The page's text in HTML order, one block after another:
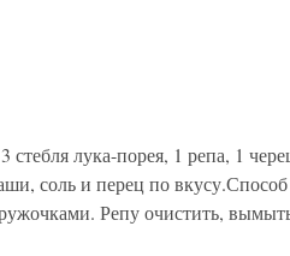
лука-порея, 1 репа, 1
соль и перец по
Репу очистить,